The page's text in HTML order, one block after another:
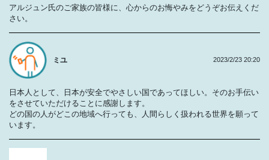
アルジュン氏のご家族の皆様に、心からのお悔やみをどうぞお伝えくだ
さい。
ミユ
日本人として、日本が安全でやさしい国であってほしい。そのお手伝い
をさせていただけることに感謝します。
どの国の人がどこの地域へ行っても、人間らしく扱われる世界を願って
います。
2023/2/23 20:20